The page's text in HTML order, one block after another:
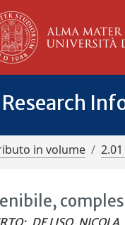
in volume
; DE LISO, NICOLA